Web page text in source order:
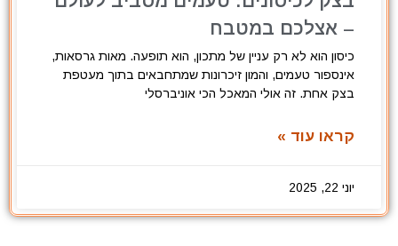
– אצלכם במטבח
כיסון הוא לא רק עניין של מתכון, הוא תופעה. מאות גרסאות,
אינספור טעמים, והמון זיכרונות שמתחבאים בתוך מעטפת
בצק אחת. זה אולי המאכל הכי אוניברסלי
קראו עוד »
יוני 22, 2025